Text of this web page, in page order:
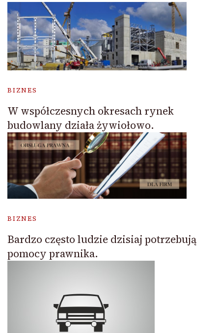
BIZNES
W współczesnych okresach rynek
budowlany działa żywiołowo.
BIZNES
Bardzo często ludzie dzisiaj potrzebują
pomocy prawnika.